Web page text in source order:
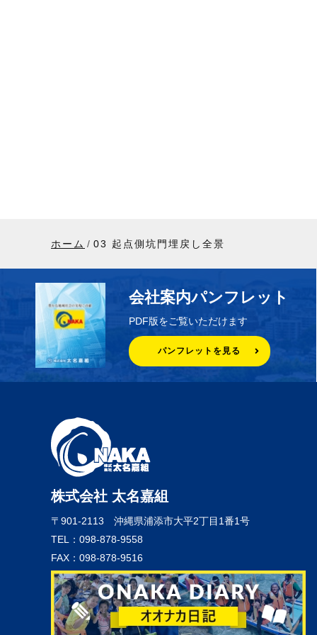
ホーム 03 起点側坑門埋戻し全景
会社案内パンフレット
PDF版をご覧いただけます
パンフレットを見る
株式会社 太名嘉組
〒901-2113 沖縄県浦添市大平2丁目1番1号
TEL：098-878-9558
FAX：098-878-9516